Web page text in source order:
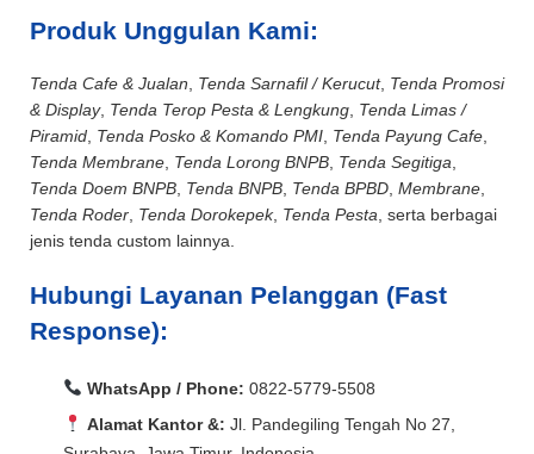
Produk Unggulan Kami:
Tenda Cafe & Jualan Tenda Sarnafil / Kerucut, Tenda Promosi
& Display, Tenda Terop Pesta & Lengkung Tenda Limas /
Piramid Tenda Posko & Komando PMI Tenda Payung Cafe
Tenda Membrane Tenda Lorong BNPB Tenda Segitiga
Tenda Doem BNPB Tenda BNPB Tenda BPBD Membrane
Tenda Roder Tenda Dorokepek, Tenda Pesta , serta berbagai
jenis tenda custom lainnya.
Hubungi Layanan Pelanggan (Fast
Response):
WhatsApp / Phone: 0822-5779-5508
Alamat Kantor &: Jl. Pandegiling Tengah No 27,